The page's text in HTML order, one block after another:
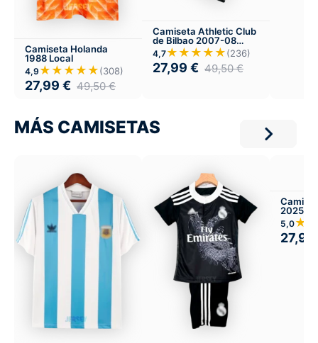
Camiseta Holanda
1988 Local
4,9 ★★★★★(308)
27,99 € 49,50€
Camiseta Athletic Club
de Bilbao 2007-08
Visitante
4,7★★★★★(236)
27,99 € 49,50€
MÁS CAMISETAS
2025-
5,0
27,99